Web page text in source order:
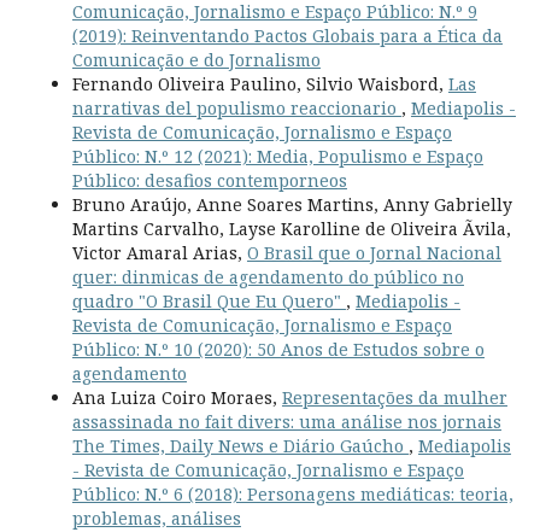
Comunicação, Jornalismo e Espaço Público: N.º 9
(2019): Reinventando Pactos Globais para a Ética da
Comunicação e do Jornalismo
Fernando Oliveira Paulino, Silvio Waisbord, Las
narrativas del populismo reaccionario , Mediapolis -
Revista de Comunicação, Jornalismo e Espaço
Público: N.º 12 (2021): Media, Populismo e Espaço
Público: desafios contemporneos
Bruno Araújo, Anne Soares Martins, Anny Gabrielly
Martins Carvalho, Layse Karolline de Oliveira Ãvila,
Victor Amaral Arias, O Brasil que o Jornal Nacional
quer: dinmicas de agendamento do público no
quadro "O Brasil Que Eu Quero" , Mediapolis -
Revista de Comunicação, Jornalismo e Espaço
Público: N.º 10 (2020): 50 Anos de Estudos sobre o
agendamento
Ana Luiza Coiro Moraes, Representações da mulher
assassinada no fait divers: uma análise nos jornais
The Times, Daily News e Diário Gaúcho , Mediapolis
- Revista de Comunicação, Jornalismo e Espaço
Público: N.º 6 (2018): Personagens mediáticas: teoria,
problemas, análises